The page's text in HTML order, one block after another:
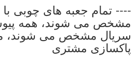
---- تمام جعبه های چوبی
مشخص می شوند، همه
سریال مشخص می شوند،
پاکسازی مشتری